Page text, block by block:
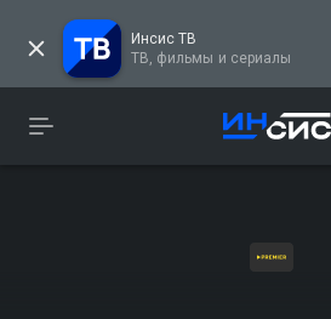
Инсис ТВ
ТВ, фильмы и сериалы